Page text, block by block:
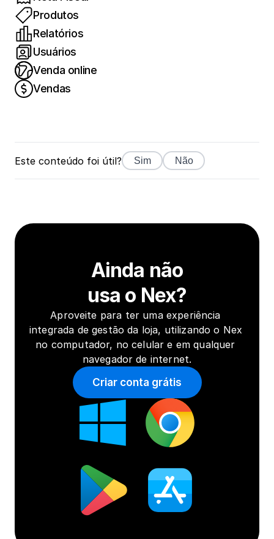
Produtos
Relatórios
Usuários
Venda online
Vendas
Este conteúdo foi útil? Sim Não
Ainda não
usa o Nex?
Aproveite para ter uma experiência
integrada de gestão da loja, utilizando o Nex
no computador, no celular e em qualquer
navegador de internet.
Criar conta grátis